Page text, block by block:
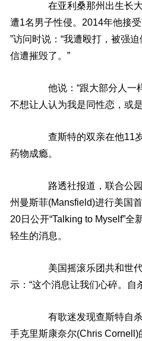
在亚利桑那州出生长大
遭1名男子性侵。2014年他接
”访问时说：“我遭殴打，被强
信遭摧毁了。”
他说：“跟大部分人一
不想让人认为我是同性恋，或
查斯特的双亲在他11岁
药物成瘾。
路透社报道，联合公园
州曼斯菲(Mansfield)进行美国
20日公开“Talking to Myself”
轻生的消息。
美国摇滚乐团共和世代
示：“这个消息让我们心碎。自
有歌迷发现查斯特自杀
手克里斯康奈尔(Chris Cornell)